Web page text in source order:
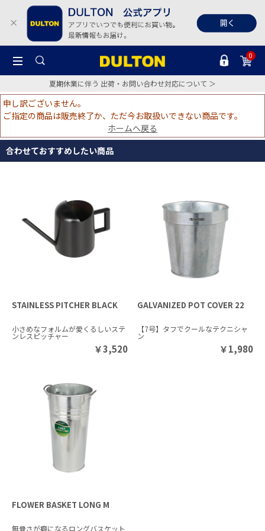
0
夏期休業に伴う 出荷・お問い合わせ対応について ＞
申し訳ございません。
ご指定の商品は販売終了か、ただ今お取扱いできない商品です。
ホームへ戻る
合わせておすすめしたい商品
STAINLESS PITCHER BLACK
小さめなフォルムが愛くるしいステ
ンレスピッチャー
￥3,520
GALVANIZED POT COVER 22
【7号】タフでクールなテクニシャ
ン
￥1,980
FLOWER BASKET LONG M
無骨さが癖になるロングバスケット